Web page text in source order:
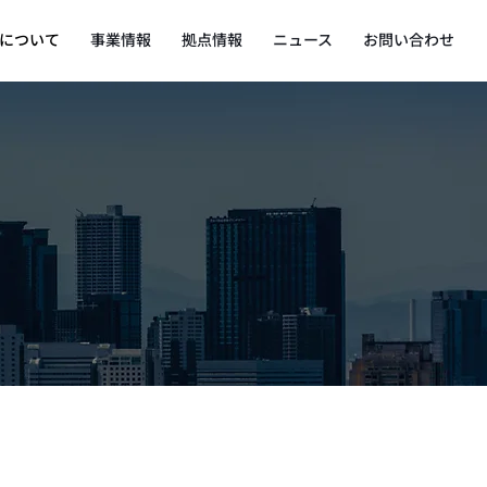
ついて 事業情報 拠点情報 ニュース お問い合わせ